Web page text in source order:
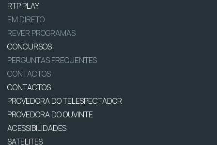
RTP PLAY
EM DIRETO
REVER PROGRAMAS
CONCURSOS
PERGUNTAS FREQUENTES
CONTACTOS
CONTACTOS
PROVEDORA DO TELESPECTADOR
PROVEDORA DO OUVINTE
ACESSIBILIDADES
SATÉLITES